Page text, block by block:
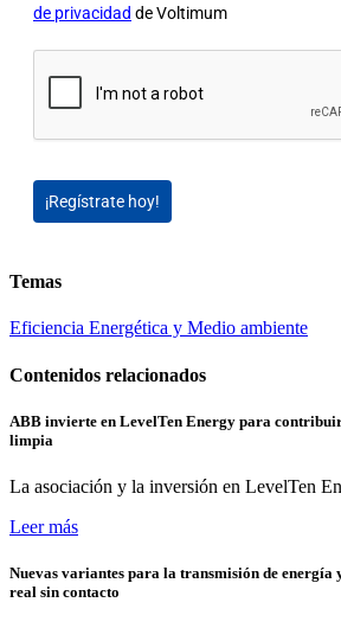
de privacidad de Voltimum
¡Regístrate hoy!
Temas
Eficiencia Energética y Medio ambiente
Contenidos relacionados
ABB invierte en LevelTen Energy para
limpia
La asociación y la inversión en LevelTen
Leer más
Nuevas variantes para la transmisión de energía
real sin contacto